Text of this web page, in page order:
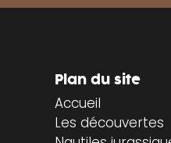
Plan du site
Accueil
Les découvertes